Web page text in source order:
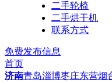
二手轮椅
二手烘干机
联系方式
免费发布信息
首页
济南青岛淄博枣庄东营烟